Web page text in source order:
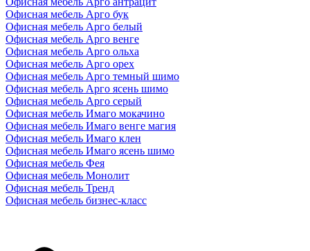
Офисная мебель Арго бук
Офисная мебель Арго белый
Офисная мебель Арго венге
Офисная мебель Арго ольха
Офисная мебель Арго орех
Офисная мебель Арго темный шимо
Офисная мебель Арго ясень шимо
Офисная мебель Арго серый
Офисная мебель Имаго мокачино
Офисная мебель Имаго венге магия
Офисная мебель Имаго клен
Офисная мебель Имаго ясень шимо
Офисная мебель Фея
Офисная мебель Монолит
Офисная мебель Тренд
Офисная мебель бизнес-класс